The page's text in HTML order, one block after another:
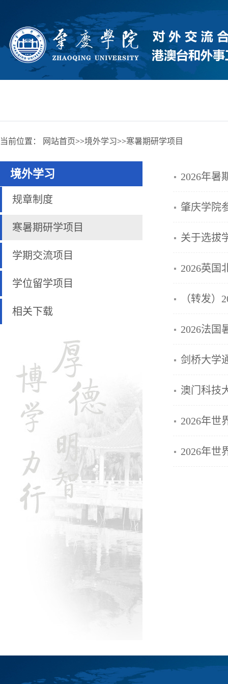
当前位置： 网站首页>>境外学习>>寒暑期研学项目
境外学习
规章制度
寒暑期研学项目
学期交流项目
学位留学项目
相关下载
2026年暑
肇庆学院
关于选拔
2026英国
（转发
2026法国
剑桥大学
澳门科技
2026年世
2026年世